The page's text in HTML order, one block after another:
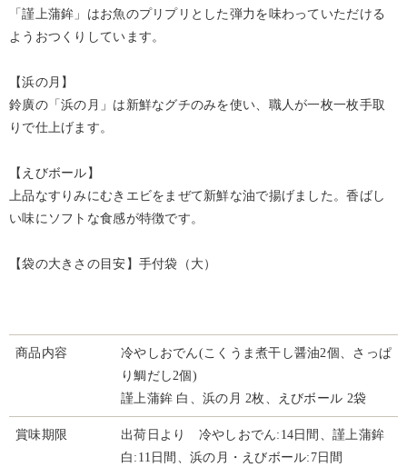
「謹上蒲鉾」はお魚のプリプリとした弾力を味わっていただける
ようおつくりしています。
【浜の月】
鈴廣の「浜の月」は新鮮なグチのみを使い、職人が一枚一枚手取
りで仕上げます。
【えびボール】
上品なすりみにむきエビをまぜて新鮮な油で揚げました。香ばし
い味にソフトな食感が特徴です。
【袋の大きさの目安】手付袋（大）
商品内容
冷やしおでん(こくうま煮干し醤油2個、さっぱ
り鯛だし2個)
謹上蒲鉾 白、浜の月 2枚、えびボール 2袋
賞味期限
出荷日より 冷やしおでん:14日間、謹上蒲鉾
白:11日間、浜の月・えびボール:7日間